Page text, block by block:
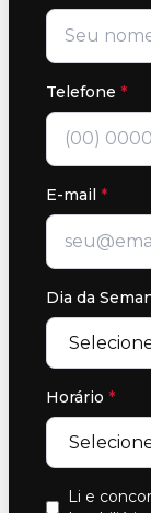
Telefone *
E-mail *
Dia da
Horário *
Li e